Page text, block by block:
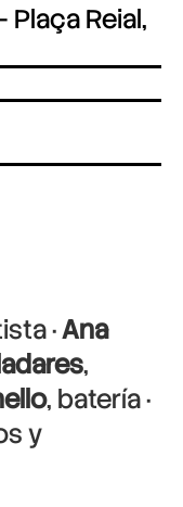
Plaça Reial,
·Ana
,
, batería ·
y